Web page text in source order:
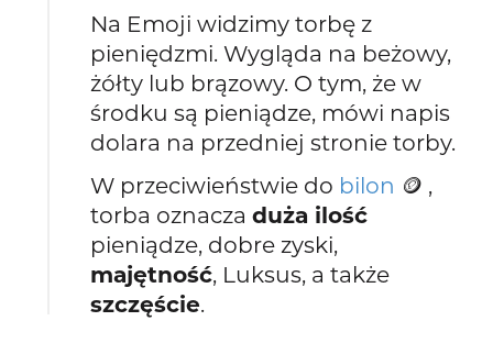
Na Emoji widzimy torbę z
pieniędzmi. Wygląda na beżowy,
żółty lub brązowy. O tym, że w
środku są pieniądze, mówi napis
dolara na przedniej stronie torby.
W przeciwieństwie do bilon 🪙 ,
torba oznaczaduża ilość
pieniądze, dobre zyski,
majętność, Luksus, a także
szczęście.